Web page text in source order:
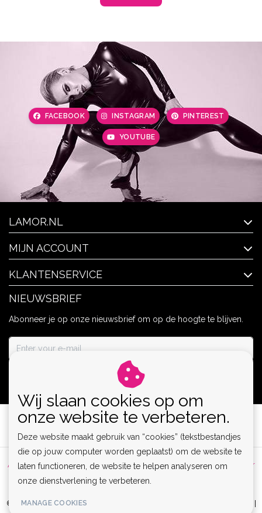
FACEBOOK INSTAGRAM PINTEREST
YOUTUBE
LAMOR.NL
MIJN ACCOUNT
KLANTENSERVICE
NIEUWSBRIEF
Abonneer je op onze nieuwsbrief om op de hoogte te blijven.
Algemene voorwaarden | Privacy Policy | Sitemap |
Disclaimer
RSS Feed
© Copyright 2026 - Lamor | Clubwear, Lingerie & Kinky Fashion XS-6XL |
Wij slaan cookies op om
onze website te verbeteren.
Deze website maakt gebruik van “cookies” (tekstbestandjes
die op jouw computer worden geplaatst) om de website te
laten functioneren, de website te helpen analyseren om
onze dienstverlening te verbeteren.
MANAGE COOKIES